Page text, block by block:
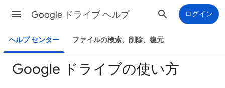
Google ドライブ ヘルプ ログイン
ヘルプ センター ファイルの検索、削除、復元
Google ドライブの使い方